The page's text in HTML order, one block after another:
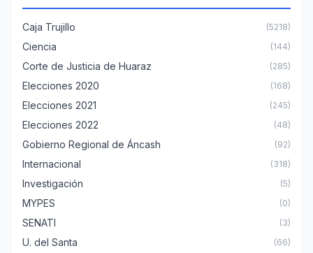
Caja Trujillo (5218)
Ciencia (144)
Corte de Justicia de Huaraz (285)
Elecciones 2020 (168)
Elecciones 2021 (245)
Elecciones 2022 (48)
Gobierno Regional de Áncash (92)
Internacional (318)
Investigación (5)
MYPES (0)
SENATI (3)
U. del Santa (66)